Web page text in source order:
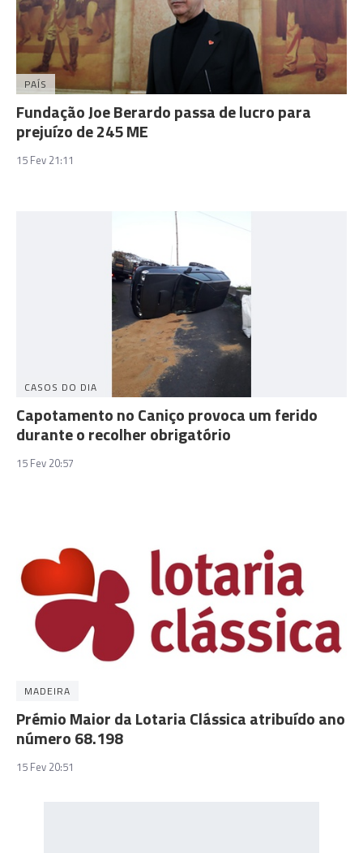
PAÍS
Fundação Joe Berardo passa de lucro para
prejuízo de 245 ME
15 Fev 21:11
CASOS DO DIA
Capotamento no Caniço provoca um ferido
durante o recolher obrigatório
15 Fev 20:57
MADEIRA
Prémio Maior da Lotaria Clássica atribuído ano
número 68.198
15 Fev 20:51